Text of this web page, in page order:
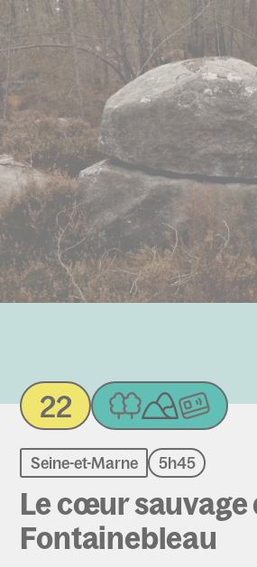
22
Seine-et-Marne 5h45
Le cœur sauvage
Fontainebleau